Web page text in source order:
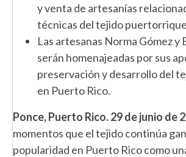
y venta de artesanías
técnicas del tejido
Las artesanas Norma Gómez y
serán homenajeadas por sus
preservación y desarrollo del
en Puerto Rico.
Ponce, Puerto Rico. 29 de junio de
momentos que el tejido continúa
popularidad en Puerto Rico como